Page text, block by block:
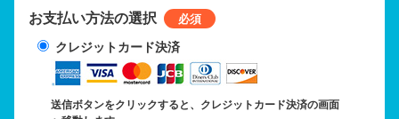
お支払い方法の選択
クレジットカード決済
送信ボタンをクリックすると、クレジットカード決済の画面